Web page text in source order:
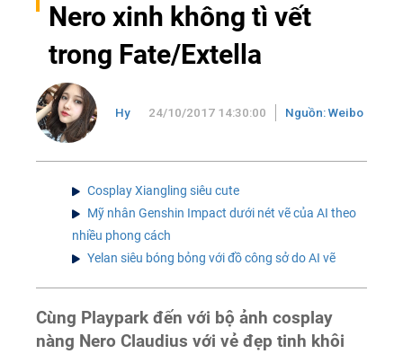
Nero xinh không tì vết
trong Fate/Extella
Hy 24/10/2017 14:30:00 Nguồn: Weibo
Cosplay Xiangling siêu cute
Mỹ nhân Genshin Impact dưới nét vẽ của AI theo
nhiều phong cách
Yelan siêu bóng bỏng với đồ công sở do AI vẽ
Cùng Playpark đến với bộ ảnh cosplay
nàng Nero Claudius với vẻ đẹp tinh khôi